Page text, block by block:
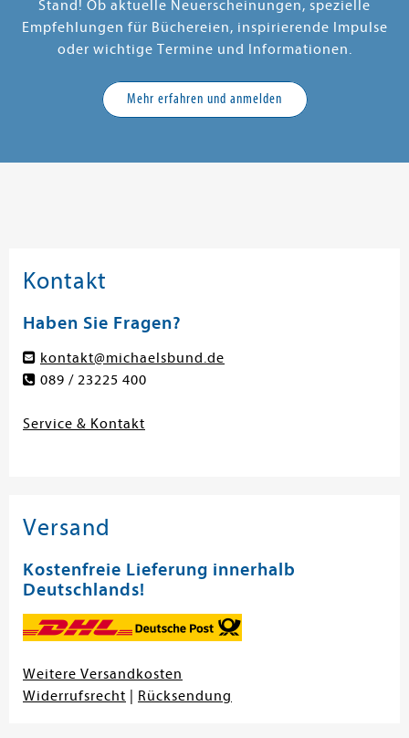
Stand! Ob aktuelle Neuerscheinungen, spezielle
Empfehlungen für Büchereien, inspirierende Impulse
oder wichtige Termine und Informationen.
Mehr erfahren und anmelden
Kontakt
Haben Sie Fragen?
kontakt@michaelsbund.de
089 / 23225 400
Service & Kontakt
Versand
Kostenfreie Lieferung innerhalb
Deutschlands!
Weitere Versandkosten
Widerrufsrecht
Rücksendung